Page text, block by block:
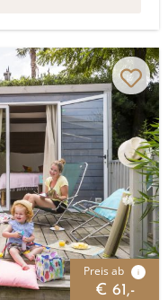
Preis ab i
€ 61,-